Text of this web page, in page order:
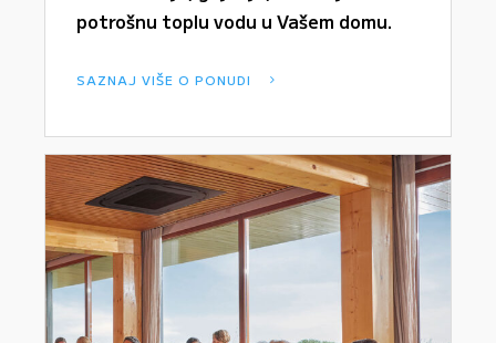
potrošnu toplu vodu u Vašem domu.
SAZNAJ VIŠE O PONUDI